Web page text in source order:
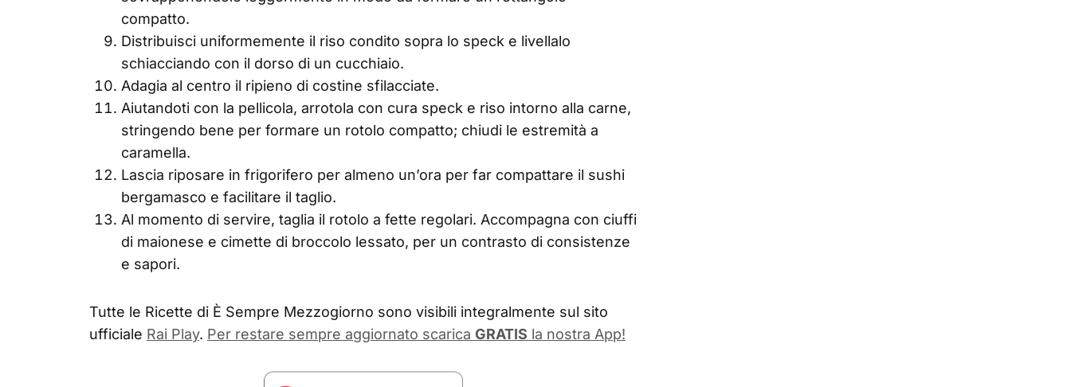
compatto.
Distribuisci uniformemente il riso condito sopra lo speck e livellalo
schiacciando con il dorso di un cucchiaio.
Adagia al centro il ripieno di costine sfilacciate.
Aiutandoti con la pellicola, arrotola con cura speck e riso intorno alla carne,
stringendo bene per formare un rotolo compatto; chiudi le estremità a
caramella.
Lascia riposare in frigorifero per almeno un’ora per far compattare il sushi
bergamasco e facilitare il taglio.
Al momento di servire, taglia il rotolo a fette regolari. Accompagna con ciuffi
di maionese e cimette di broccolo lessato, per un contrasto di consistenze
e sapori.
Tutte le Ricette di È Sempre Mezzogiorno sono visibili integralmente sul sito
ufficiale Rai Play. Per restare sempre aggiornato scarica GRATIS la nostra App!